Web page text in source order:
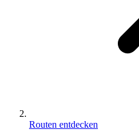
Routen entdecken